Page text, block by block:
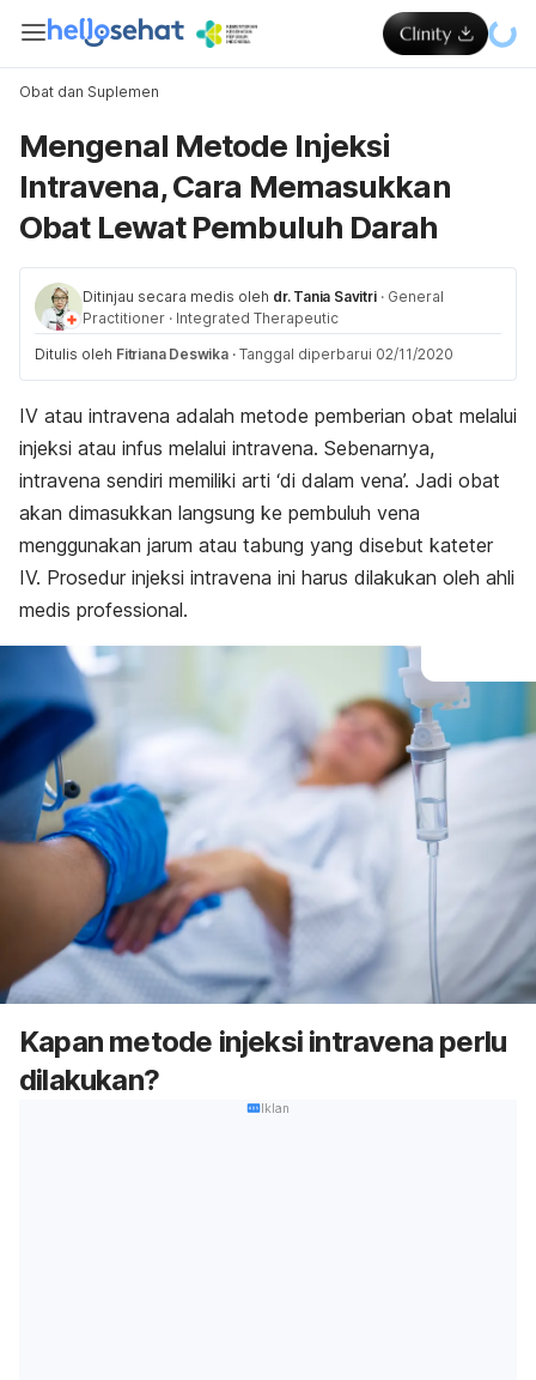
Obat dan Suplemen
Mengenal Metode Injeksi
Intravena, Cara Memasukkan
Obat Lewat Pembuluh Darah
Ditinjau secara medis oleh dr. Tania Savitri · General
Practitioner · Integrated Therapeutic
Ditulis oleh Fitriana Deswika · Tanggal diperbarui 02/11/2020
IV atau intravena adalah metode pemberian obat melalui
injeksi atau infus melalui intravena. Sebenarnya,
intravena sendiri memiliki arti ‘di dalam vena’. Jadi obat
akan dimasukkan langsung ke pembuluh vena
menggunakan jarum atau tabung yang disebut kateter
IV. Prosedur injeksi intravena ini harus dilakukan oleh ahli
medis professional.
Kapan metode injeksi intravena perlu
dilakukan?
Iklan